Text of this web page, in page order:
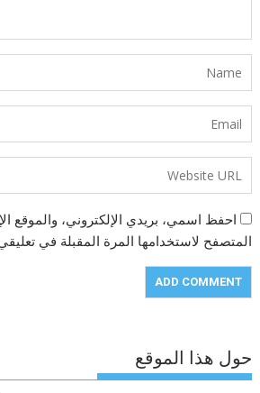
احفظ اسمي، بريدي الإلكتروني، والموقع
المتصفح لاستخدامها المرة المقبلة في
حول هذا الموقع